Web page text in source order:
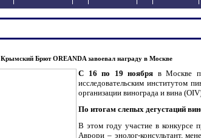
Крымский Брют OREANDA завоевал награду в Москве
C 16 по 19 ноября в Москве
исследовательским институтом
организации винограда и вина
По итогам слепых дегустаций
В этом году участие в конкурсе
Аврори – энолог-консультант,